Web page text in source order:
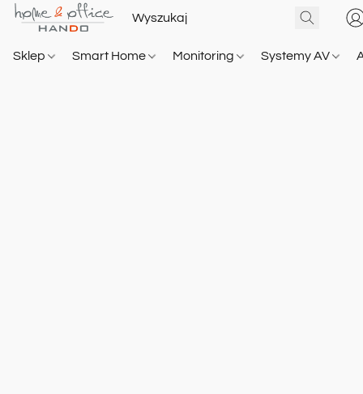
Sklep Smart Home Monitoring Systemy AV